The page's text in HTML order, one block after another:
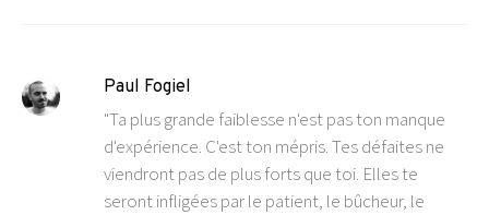
Paul Fogiel
"Ta plus grande faiblesse n'est pas ton manque
d'expérience. C'est ton mépris. Tes défaites ne
viendront pas de plus forts que toi. Elles te
seront infligées par le patient, le bûcheur, le